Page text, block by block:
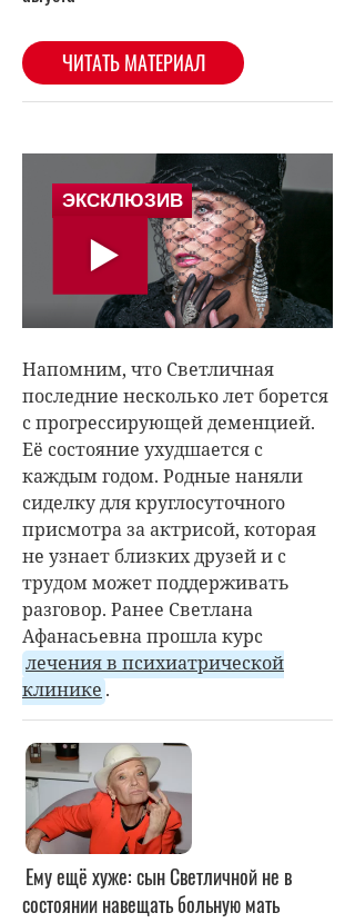
Напомним, что Светличная
последние несколько лет борется
с прогрессирующей деменцией.
Её состояние ухудшается с
каждым годом. Родные наняли
сиделку для круглосуточного
присмотра за актрисой, которая
не узнает близких друзей и с
трудом может поддерживать
разговор. Ранее Светлана
Афанасьевна прошла курс
лечения в психиатрической
клинике .
Ему ещё хуже: сын Светличной не в
состоянии навещать больную мать